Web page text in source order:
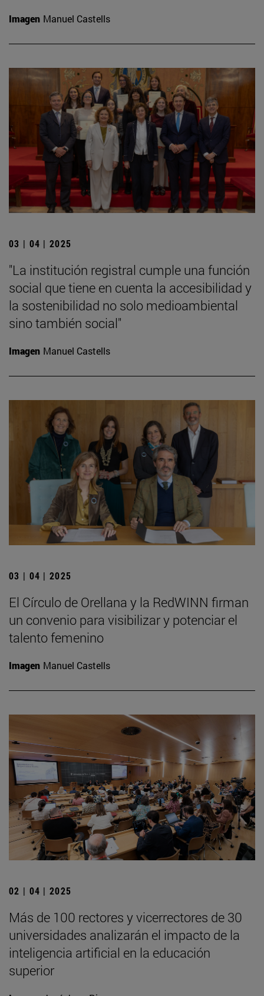
Imagen Manuel Castells
03 | 04 | 2025
"La institución registral cumple una función
social que tiene en cuenta la accesibilidad y
la sostenibilidad no solo medioambiental
sino también social"
Imagen Manuel Castells
03 | 04 | 2025
El Círculo de Orellana y la RedWINN firman
un convenio para visibilizar y potenciar el
talento femenino
Imagen Manuel Castells
02 | 04 | 2025
Más de 100 rectores y vicerrectores de 30
universidades analizarán el impacto de la
inteligencia artificial en la educación
superior